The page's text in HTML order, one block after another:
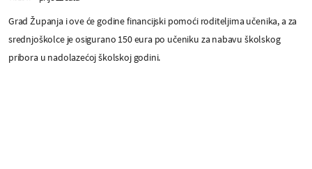
Grad Županja i ove će godine financijski pomoći roditeljima učenika, a za
srednjoškolce je osigurano 150 eura po učeniku za nabavu školskog
pribora u nadolazećoj školskoj godini.